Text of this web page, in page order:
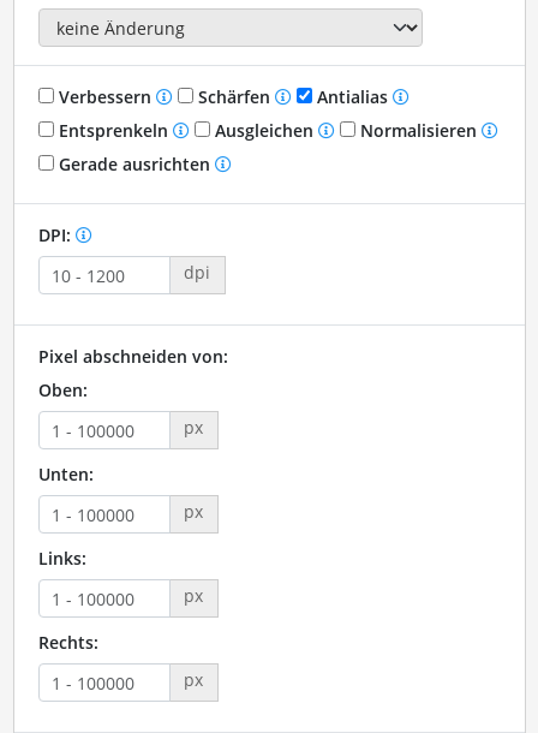
Verbessern Schärfen
Antialias
Entsprenkeln
Ausgleichen
Normalisieren
Gerade ausrichten
DPI:
dpi
Pixel abschneiden von:
Oben:
px
Unten:
px
Links:
px
Rechts:
px